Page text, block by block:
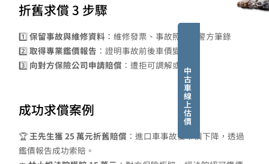
中
古
車
線
上
估
價
折舊求償 3 步驟
1️⃣保留事故與維修資料 ：維修發票、事故照片、警方筆錄
2️⃣取得專業鑑價報告 ：證明事故前後車價變動
3️⃣ 向對方保險公司申請賠償 ：遭拒可調解或訴訟
成功求償案例
🏆王先生獲 25 萬元折舊賠償 ：進口車事故後市價下降，透過
鑑價報告成功索賠。